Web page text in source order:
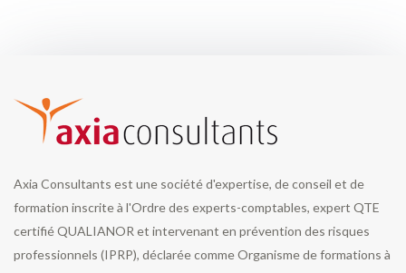
Axia Consultants est une société d'expertise, de conseil et de
formation inscrite à l'Ordre des experts-comptables, expert QTE
certifié QUALIANOR et intervenant en prévention des risques
professionnels (IPRP), déclarée comme Organisme de formations à